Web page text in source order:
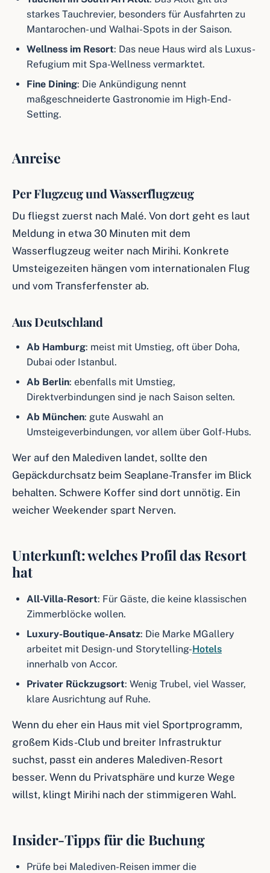
starkes Tauchrevier, besonders für Ausfahrten zu
Mantarochen- und Walhai-Spots in der Saison.
Wellness im Resort: Das neue Haus wird als Luxus-
Refugium mit Spa-Wellness vermarktet.
Fine Dining: Die Ankündigung nennt
maßgeschneiderte Gastronomie im High-End-
Setting.
Anreise
Per Flugzeug und Wasserflugzeug
Du fliegst zuerst nach Malé. Von dort geht es laut
Meldung in etwa 30 Minuten mit dem
Wasserflugzeug weiter nach Mirihi. Konkrete
Umsteigezeiten hängen vom internationalen Flug
und vom Transferfenster ab.
Aus Deutschland
Ab Hamburg: meist mit Umstieg, oft über Doha,
Dubai oder Istanbul.
Ab Berlin: ebenfalls mit Umstieg,
Direktverbindungen sind je nach Saison selten.
Ab München: gute Auswahl an
Umsteigeverbindungen, vor allem über Golf-Hubs.
Wer auf den Malediven landet, sollte den
Gepäckdurchsatz beim Seaplane-Transfer im Blick
behalten. Schwere Koffer sind dort unnötig. Ein
weicher Weekender spart Nerven.
Unterkunft: welches Profil das Resort
hat
All-Villa-Resort: Für Gäste, die keine klassischen
Zimmerblöcke wollen.
Luxury-Boutique-Ansatz: Die Marke MGallery
arbeitet mit Design- und Storytelling-Hotels
innerhalb von Accor.
Privater Rückzugsort: Wenig Trubel, viel Wasser,
klare Ausrichtung auf Ruhe.
Wenn du eher ein Haus mit viel Sportprogramm,
großem Kids-Club und breiter Infrastruktur
suchst, passt ein anderes Malediven-Resort
besser. Wenn du Privatsphäre und kurze Wege
willst, klingt Mirihi nach der stimmigeren Wahl.
Insider-Tipps für die Buchung
Prüfe bei Malediven-Reisen immer die